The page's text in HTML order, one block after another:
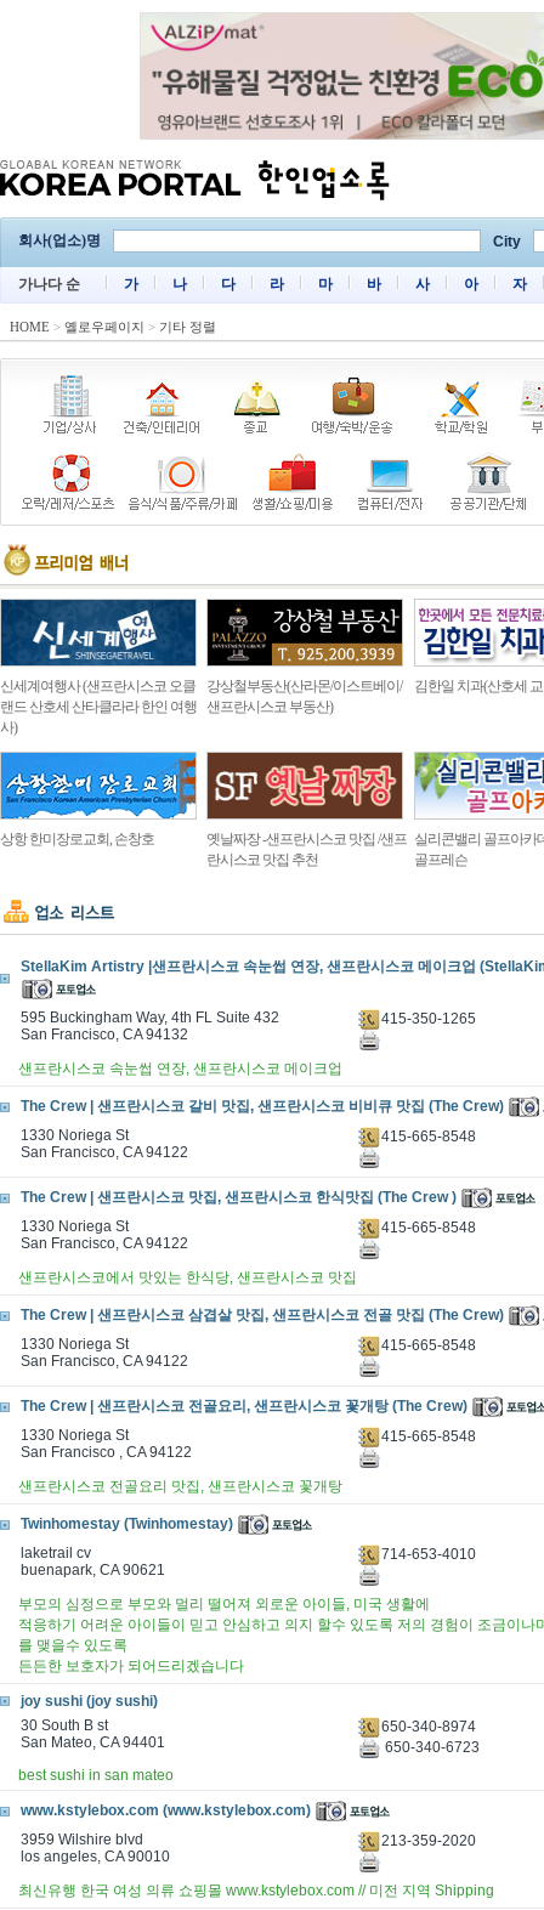
회사(업소)명 City
가나다 순 가 나 다 라 마 바 사 아 자
HOME > 옐로우페이지 > 기타 정렬
신세계여행사 (샌프란시스코 오클
랜드 산호세 산타클라라 한인 여행
사)
강상철부동산(산라몬/이스트베이/
샌프란시스코 부동산)
김한일 치과(산호세
상항 한미장로교회, 손창호
옛날짜장 -샌프란시스코 맛집 /샌프
란시스코 맛집 추천
실리콘밸리 골프아카
골프레슨
StellaKim Artistry |샌프란시스코 속눈썹 연장, 샌프란시스코 메이크업
595 Buckingham Way, 4th FL Suite 432
San Francisco, CA 94132
415-350-1265
샌프란시스코 속눈썹 연장, 샌프란시스코 메이크업
The Crew | 샌프란시스코 갈비 맛집, 샌프란시스코 비비큐 맛집 (The Crew)
1330 Noriega St
San Francisco, CA 94122
415-665-8548
The Crew | 샌프란시스코 맛집, 샌프란시스코 한식맛집 (The Crew )
1330 Noriega St
San Francisco, CA 94122
415-665-8548
샌프란시스코에서 맛있는 한식당, 샌프란시스코 맛집
The Crew | 샌프란시스코 삼겹살 맛집, 샌프란시스코 전골 맛집 (The Crew)
1330 Noriega St
San Francisco, CA 94122
415-665-8548
The Crew | 샌프란시스코 전골요리, 샌프란시스코 꽃개탕 (The Crew)
1330 Noriega St
San Francisco , CA 94122
415-665-8548
샌프란시스코 전골요리 맛집, 샌프란시스코 꽃개탕
Twinhomestay (Twinhomestay)
laketrail cv
buenapark, CA 90621
714-653-4010
부모의 심정으로 부모와 멀리 떨어져 외로운 아이들, 미국 생활에
적응하기 어려운 아이들이 믿고 안심하고 의지 할수 있도록 저의 경험이 조금이
를 맺을수 있도록
든든한 보호자가 되어드리겠습니다
joy sushi (joy sushi)
30 South B st
San Mateo, CA 94401
650-340-8974
650-340-6723
best sushi in san mateo
www.kstylebox.com (www.kstylebox.com)
3959 Wilshire blvd
los angeles, CA 90010
213-359-2020
최신유행 한국 여성 의류 쇼핑몰 www.kstylebox.com // 미전 지역 Shipping